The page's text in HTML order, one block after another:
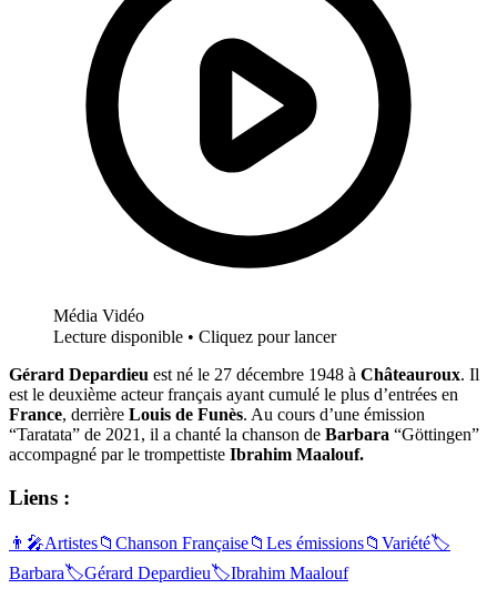
Média Vidéo
Lecture disponible • Cliquez pour lancer
Gérard Depardieu est né le 27 décembre 1948 à Châteauroux. Il
est le deuxième acteur français ayant cumulé le plus d’entrées en
France, derrière Louis de Funès. Au cours d’une émission
“Taratata” de 2021, il a chanté la chanson de Barbara “Göttingen”
accompagné par le trompettiste Ibrahim Maalouf.
Liens :
👨‍🎤Artistes📁 Chanson Française📁 Les émissions📁 Variété🏷️
Barbara🏷️Gérard Depardieu🏷️Ibrahim Maalouf